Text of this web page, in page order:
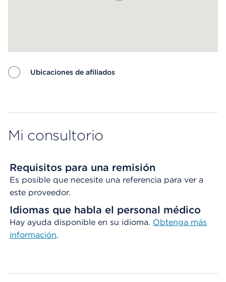
Ubicaciones de afiliados
Mi consultorio
Requisitos para una remisión
Es posible que necesite una referencia para ver a
este proveedor.
Idiomas que habla el personal médico
Hay ayuda disponible en su idioma. Obtenga más
información.